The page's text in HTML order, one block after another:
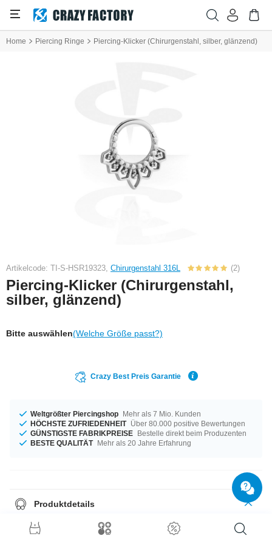
Home Piercing Ringe Piercing-Klicker (Chirurgenstahl, silber, glänzend)
Artikelcode: TI-S-HSR19323, Chirurgenstahl 316L (2)
Piercing-Klicker (Chirurgenstahl,
silber, glänzend)
Bitte auswählen(Welche Größe passt?)
Crazy Best Preis Garantie
Weltgrößter Piercingshop Mehr als 7 Mio. Kunden
HÖCHSTE ZUFRIEDENHEIT Über 80.000 positive Bewertungen
GÜNSTIGSTE FABRIKPREISE Bestelle direkt beim Produzenten
BESTE QUALITÄT Mehr als 20 Jahre Erfahrung
Produktdetails
Ein Produkt für alle Gelegenheiten - erhältlich in der Materialstärke von
1,2 mm. Dieses Produkt ist für dich mit dem Durchmesser 8 mm erhältlich.